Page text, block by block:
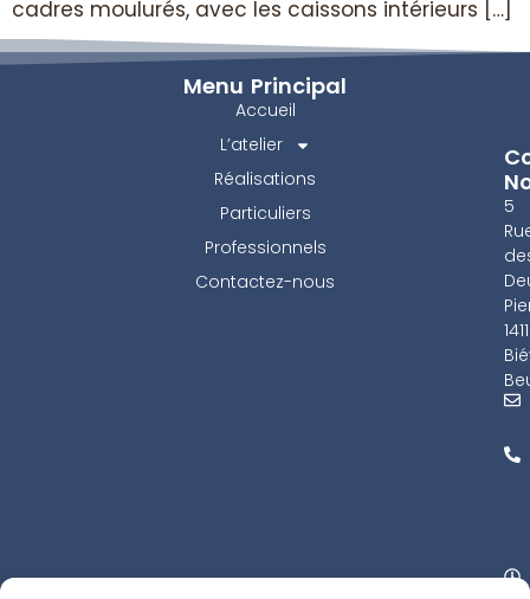
cadres moulurés, avec les caissons intérieurs […]
Menu Principal
Accueil
L’atelier
Réalisations
Particuliers
Professionnels
Contactez-nous
5